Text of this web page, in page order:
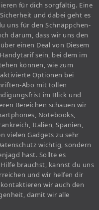
für dich sorgfältig. Eine
und dabei geht es
uns für den Schnäppchen-
darum, dass wir uns den
einen Deal von Diesem
sein, bei dem im
können, wie zum
Optionen bei
Abo mit tollen
im Blick und
Bereichen schauen wir
Notebooks,
Italien, Spanien,
vielen Gadgets zu sehr
wichtig, sondern
hast. Sollte es
brauchst, kannst du uns
und wir helfen dir
wir auch den
damit wir alle